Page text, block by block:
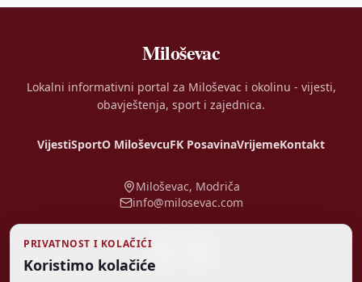
Miloševac
Lokalni informativni portal za Miloševac i okolinu - vijesti,
obavještenja, sport i zajednica.
VijestiSportO MiloševcuFK PosavinaVrijemeKontakt
Miloševac, Modriča
info@milosevac.com
PRIVATNOST I KOLAČIĆI
Koristimo kolačiće